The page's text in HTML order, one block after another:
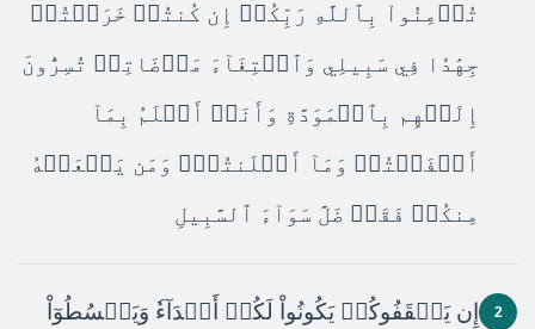
تُؤۡمِنُواْ بِٱللَّهِ رَبِّكُمۡ إِن كُنتُمۡ خَرَجۡتُمۡ
جِهَٰدٗا فِي سَبِيلِي وَٱبۡتِغَآءَ مَرۡضَاتِيۚ تُسِرُّونَ
إِلَيۡهِم بِٱلۡمَوَدَّةِ وَأَنَا۠ أَعۡلَمُ بِمَآ
أَخۡفَيۡتُمۡ وَمَآ أَعۡلَنتُمۡۚ وَمَن يَفۡعَلۡهُ
مِنكُمۡ فَقَدۡ ضَلَّ سَوَآءَ ٱلسَّبِيلِ
2
إِن يَثۡقَفُوكُمۡ يَكُونُواْ لَكُمۡ أَعۡدَآءٗ وَيَبۡسُطُوٓاْ